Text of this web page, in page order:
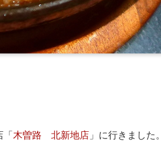
木曽路 北新地店 」に行きました。